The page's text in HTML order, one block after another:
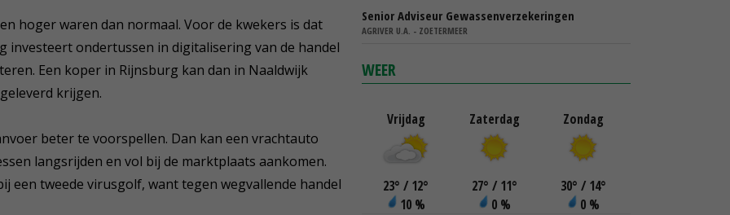
hoger waren dan normaal. Voor de kwekers is dat
investeert ondertussen in digitalisering van de handel
Een koper in Rijnsburg kan dan in Naaldwijk
krijgen.
beter te voorspellen. Dan kan een vrachtauto
langsrijden en vol bij de marktplaats aankomen.
een tweede virusgolf, want tegen wegvallende handel
Senior Adviseur Gewassenverzekeringen
AGRIVER U.A. - ZOETERMEER
WEER
Vrijdag
23° / 12°
10 %
Zaterdag
27° / 11°
0 %
Zondag
30° / 14°
0 %